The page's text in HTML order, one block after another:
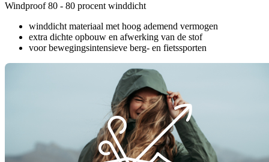
Windproof 80 - 80 procent winddicht
winddicht materiaal met hoog ademend vermogen
extra dichte opbouw en afwerking van de stof
voor bewegingsintensieve berg- en fietssporten